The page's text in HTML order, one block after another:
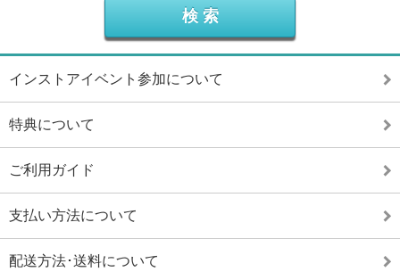
インストアイベント参加について
特典について
ご利用ガイド
支払い方法について
配送方法･送料について